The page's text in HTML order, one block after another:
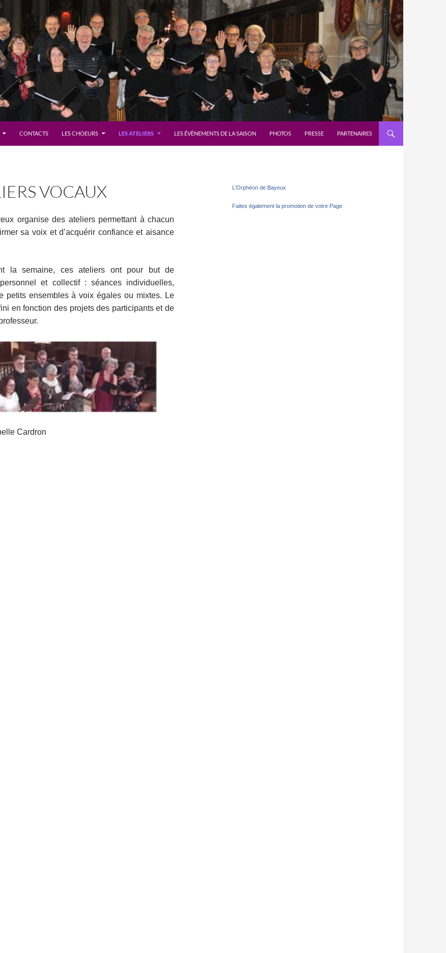
CONTACTS LES CHOEURS LES ATELIERS LES ÉVÈNEMENTS DE LA SAISON PHOTOS PRESSE PARTENAIRES
VOCAUX
organise des ateliers permettant à chacun
sa voix et d’acquérir confiance et aisance
la semaine, ces ateliers ont pour but de
et collectif : séances individuelles,
petits ensembles à voix égales ou mixtes. Le
en fonction des projets des participants et de
Cardron
L'Orphéon de Bayeux
Faites également la promotion de votre Page